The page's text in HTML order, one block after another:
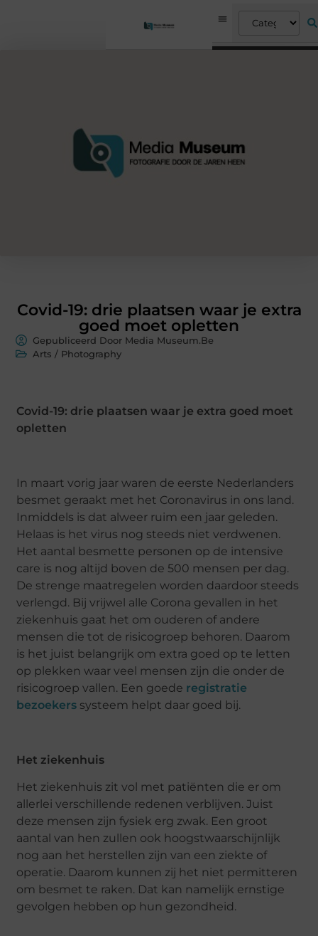
Covid-19: drie plaatsen waar je extra
goed moet opletten
Gepubliceerd Door Media Museum.Be
Arts / Photography
Covid-19: drie plaatsen waar je extra goed moet
opletten
In maart vorig jaar waren de eerste Nederlanders
besmet geraakt met het Coronavirus in ons land.
Inmiddels is dat alweer ruim een jaar geleden.
Helaas is het virus nog steeds niet verdwenen.
Het aantal besmette personen op de intensive
care is nog altijd boven de 500 mensen per dag.
De strenge maatregelen worden daardoor steeds
verlengd. Bij vrijwel alle Corona gevallen in het
ziekenhuis gaat het om ouderen of andere
mensen die tot de risicogroep behoren. Daarom
is het juist belangrijk om extra goed op te letten
op plekken waar veel mensen zijn die onder de
risicogroep vallen. Een goede registratie
bezoekers systeem helpt daar goed bij.
Het ziekenhuis
Het ziekenhuis zit vol met patiënten die er om
allerlei verschillende redenen verblijven. Juist
deze mensen zijn fysiek erg zwak. Een groot
aantal van hen zullen ook hoogstwaarschijnlijk
nog aan het herstellen zijn van een ziekte of
operatie. Daarom kunnen zij het niet permitteren
om besmet te raken. Dat kan namelijk ernstige
gevolgen hebben op hun gezondheid.